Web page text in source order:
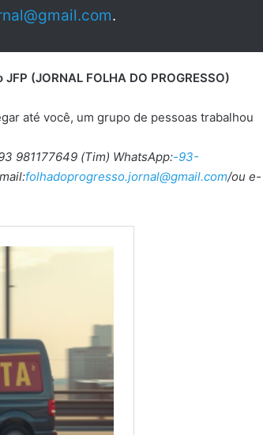
.
(JORNAL FOLHA DO PROGRESSO)
até você, um grupo de pessoas trabalhou
981177649 (Tim) WhatsApp:-93-
folhadoprogresso.jornal@gmail.com/ou e-